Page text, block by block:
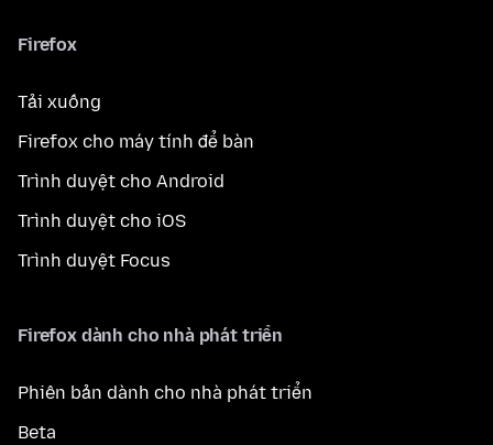
Firefox
Tải xuống
Firefox cho máy tính để bàn
Trình duyệt cho Android
Trình duyệt cho iOS
Trình duyệt Focus
Firefox dành cho nhà phát triển
Phiên bản dành cho nhà phát triển
Beta